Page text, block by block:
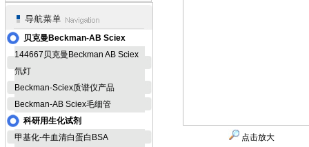
贝克曼Beckman-AB Sciex
144667贝克曼Beckman AB Sciex
氘灯
Beckman-Sciex质谱仪产品
Beckman-AB Sciex毛细管
科研用生化试剂
甲基化-牛血清白蛋白BSA
点击放大